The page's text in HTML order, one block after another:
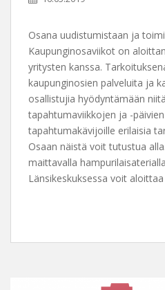
Osana uudistumistaan ja
Kaupunginosaviikot on
yritysten kanssa.
kaupunginosien palveluita ja
osallistujia hyödyntämään
tapahtumaviikkojen ja -
tapahtumakävijoille erilaisia
Osaan näistä voit tutustua
maittavalla
Länsikeskuksessa voit